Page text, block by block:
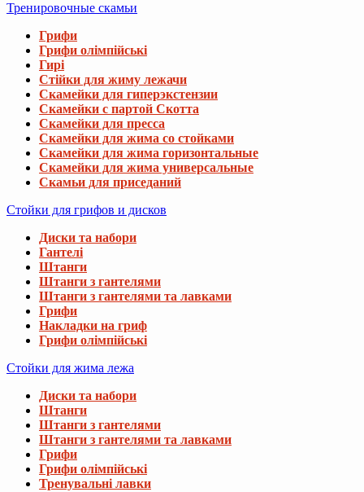
Тренировочные скамьи
Грифи
Грифи олімпійські
Гирі
Стійки для жиму лежачи
Скамейки для гиперэкстензии
Скамейки с партой Скотта
Скамейки для пресса
Скамейки для жима со стойками
Скамейки для жима горизонтальные
Скамейки для жима универсальные
Скамьи для приседаний
Стойки для грифов и дисков
Диски та набори
Гантелі
Штанги
Штанги з гантелями
Штанги з гантелями та лавками
Грифи
Накладки на гриф
Грифи олімпійські
Стойки для жима лежа
Диски та набори
Штанги
Штанги з гантелями
Штанги з гантелями та лавками
Грифи
Грифи олімпійські
Тренувальні лавки